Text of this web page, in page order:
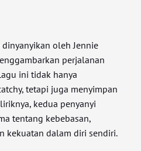
dinyanyikan oleh Jennie
perjalanan
ini tidak hanya
tetapi juga menyimpan
kedua penyanyi
tentang kebebasan,
kekuatan dalam diri sendiri.